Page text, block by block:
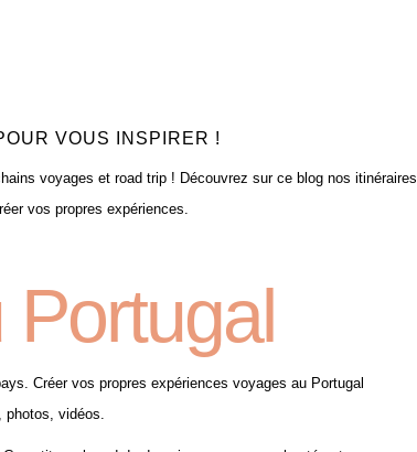
VOUS INSPIRER !
voyages et road trip ! Découvrez sur ce blog nos itinéraires,
vos propres expériences.
Créer vos propres expériences voyages au Portugal
vidéos.